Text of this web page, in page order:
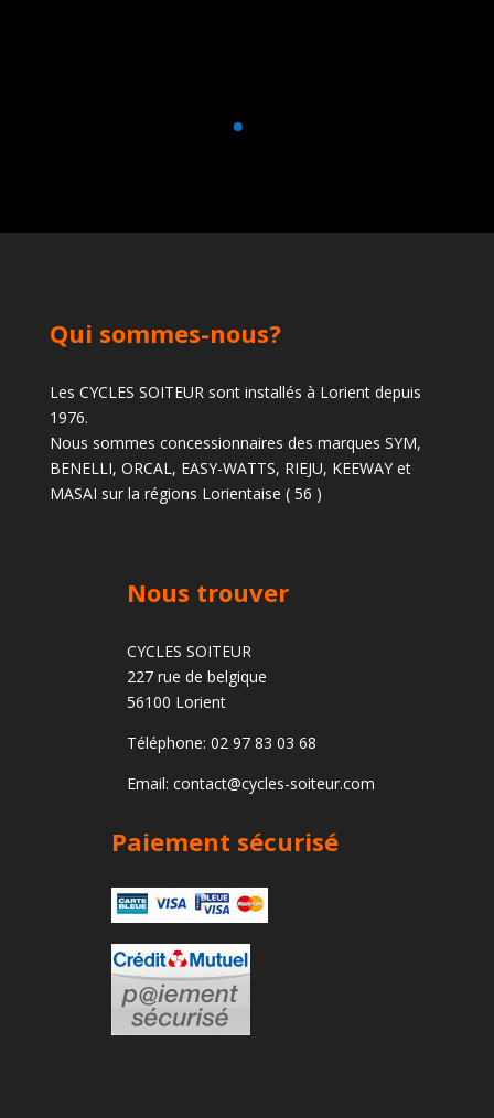
Qui sommes-nous?
Les CYCLES SOITEUR sont installés à Lorient depuis
1976.
Nous sommes concessionnaires des marques SYM,
BENELLI, ORCAL, EASY-WATTS, RIEJU, KEEWAY et
MASAI sur la régions Lorientaise ( 56 )
Nous trouver
CYCLES SOITEUR
227 rue de belgique
56100 Lorient
Téléphone: 02 97 83 03 68
Email: contact@cycles-soiteur.com
Paiement sécurisé